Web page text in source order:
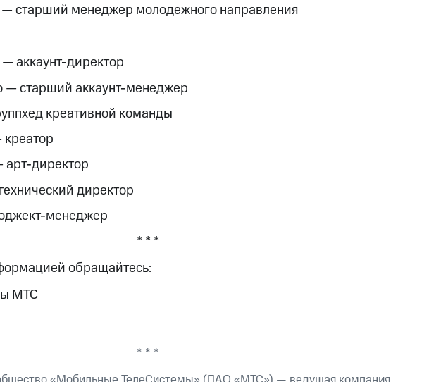
старший менеджер молодежного направления
аккаунт-директор
— старший аккаунт-менеджер
креативной команды
директор
директор
менеджер
* * *
обращайтесь:
МТС
* * *